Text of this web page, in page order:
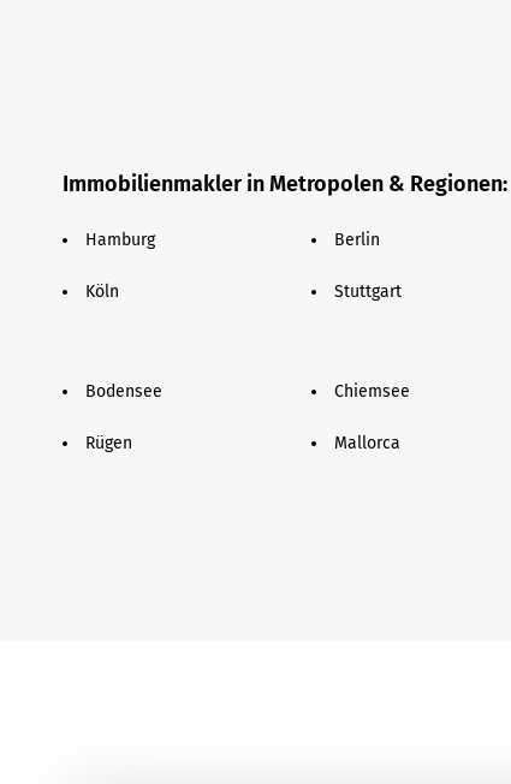
Immobilienmakler in Metropolen & Regionen:
Hamburg Berlin
Köln Stuttgart
Bodensee Chiemsee
Rügen Mallorca